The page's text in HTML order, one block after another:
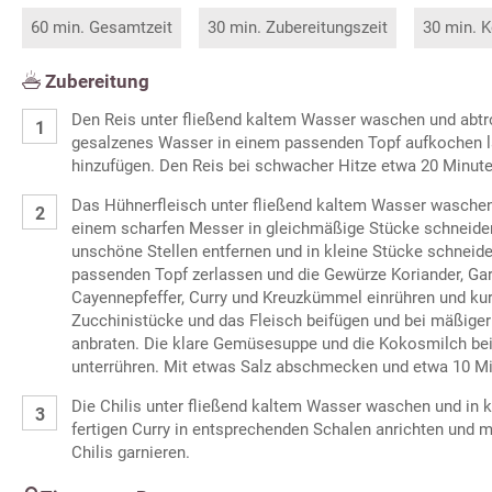
60 min. Gesamtzeit 30 min. Zubereitungszeit 30 min.
Zubereitung
Den Reis unter fließend kaltem Wasser waschen und
gesalzenes Wasser in einem passenden Topf aufkochen
hinzufügen. Den Reis bei schwacher Hitze etwa 20
Das Hühnerfleisch unter fließend kaltem Wasser
einem scharfen Messer in gleichmäßige Stücke
unschöne Stellen entfernen und in kleine Stücke
passenden Topf zerlassen und die Gewürze Koriander,
Cayennepfeffer, Curry und Kreuzkümmel einrühren und
Zucchinistücke und das Fleisch beifügen und bei
anbraten. Die klare Gemüsesuppe und die Kokosmilch
unterrühren. Mit etwas Salz abschmecken und etwa 10
Die Chilis unter fließend kaltem Wasser waschen und in
fertigen Curry in entsprechenden Schalen anrichten und
Chilis garnieren.